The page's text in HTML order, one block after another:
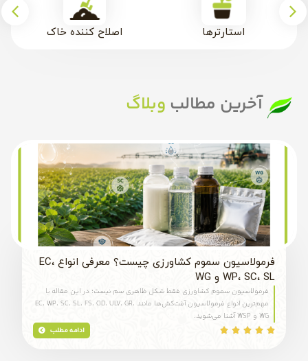
استارترها اصلاح کننده خاک
آخرین مطالب وبلاگ
فرمولاسیون سموم کشاورزی چیست؟ معرفی انواع EC،
WP، SC، SL و WG
فرمولاسیون سموم کشاورزی فقط شکل ظاهری سم نیست؛ در این مقاله با
مهم‌ترین انواع فرمولاسیون آفت‌کش‌ها مانند EC، WP، SC، SL، FS، OD، ULV، GR،
WG و WSP آشنا می‌شوید.




 ادامه مطلب